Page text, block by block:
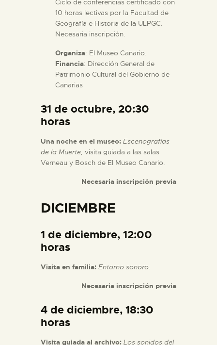
Ciclo de conferencias certificado con
10 horas lectivas por la Facultad de
Geografía e Historia de la ULPGC.
Necesaria inscripción.
Organiza: El Museo Canario.
Financia: Dirección General de
Patrimonio Cultural del Gobierno de
Canarias
31 de octubre, 20:30
horas
Una noche en el museo: Escenografías
de la Muerte, visita guiada a las salas
Verneau y Bosch de El Museo Canario.
Necesaria inscripción previa
DICIEMBRE
1 de diciembre, 12:00
horas
Visita en familia: Entorno sonoro.
Necesaria inscripción previa
4 de diciembre, 18:30
horas
Visita guiada al archivo: Los sonidos del